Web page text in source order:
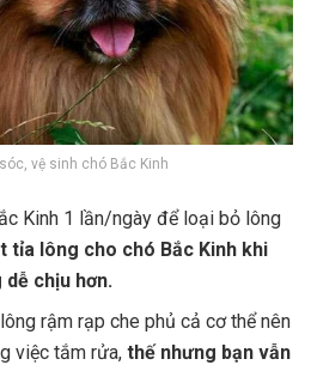
vệ sinh chó Bắc Kinh
Kinh 1 lần/ngày để loại bỏ lông
tỉa lông cho chó Bắc Kinh khi
chịu hơn.
rậm rạp che phủ cả cơ thể nên
việc tắm rửa,thế nhưng bạn vẫn